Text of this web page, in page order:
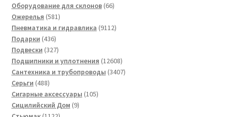
товара
Оборудование для склонов 6666
Ожерелья 581581
товар
Пневматика и гидравлика 91129112
Подарки 436436
товаров
Подвески 327327
товаров
Подшипники и уплотнения 1260812608
товаров
Сантехника и трубопроводы 34073407
Серьги 488488
товаров
Сигарные аксессуары 105105
Сицилийский Дом 99